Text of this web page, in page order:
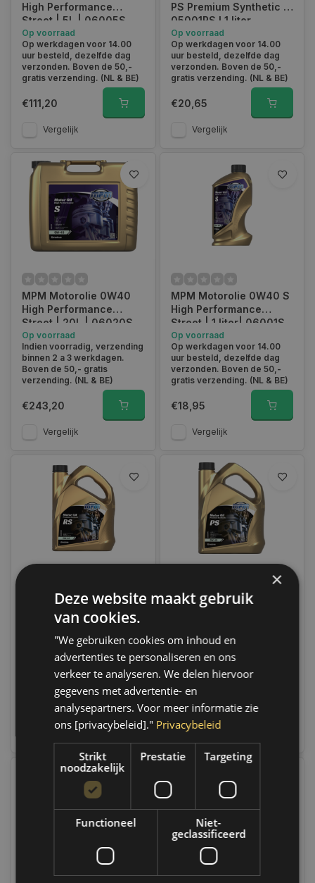
High Performance
Street | 5L | 06005S
Op voorraad
Op werkdagen voor 14.00
uur besteld, dezelfde dag
verzonden. Boven de 50,-
gratis verzending. (NL & BE)
€111,20
Vergelijk
PS Premium Synthetic I
05001PS I 1 liter
Op voorraad
Op werkdagen voor 14.00
uur besteld, dezelfde dag
verzonden. Boven de 50,-
gratis verzending. (NL & BE)
€20,65
Vergelijk
MPM Motorolie 0W40
High Performance
Street | 20L | 06020S
Op voorraad
Indien voorradig, verzending
binnen 2 a 3 werkdagen.
Boven de 50,- gratis
verzending. (NL & BE)
€243,20
Vergelijk
MPM Motorolie 0W40 S
High Performance
Street | 1 liter| 06001S
Op voorraad
Op werkdagen voor 14.00
uur besteld, dezelfde dag
verzonden. Boven de 50,-
gratis verzending. (NL & BE)
€18,95
Vergelijk
MPM Motorolie 0W40
Premium Synthetic
Renault Sport Alpine l 5
Liter l 05005RS
Op voorraad
Op werkdagen voor 14.00
uur besteld, dezelfde dag
verzonden. Boven de 50,-
gratis verzending. (NL & BE)
€114,60
MPM Motorolie 0W40
PS Premium Synthetic l
Op voorraad
uur besteld, dezelfde dag
verzonden. Boven de 50,-
€107,25
×
Deze website maakt gebruik
van cookies.
"We gebruiken cookies om inhoud en
advertenties te personaliseren en ons
verkeer te analyseren. We delen hiervoor
gegevens met advertentie- en
analysepartners. Voor meer informatie zie
ons [privacybeleid]." Privacybeleid
Strikt
noodzakelijk
Prestatie Targeting
Functioneel
Niet-
geclassificeerd